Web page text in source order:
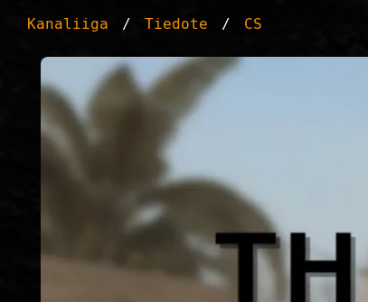
Kanaliiga Tiedote CS